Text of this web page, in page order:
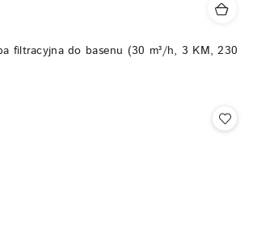
filtracyjna do basenu (30 m³/h, 3 KM, 230